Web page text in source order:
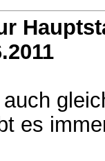
es